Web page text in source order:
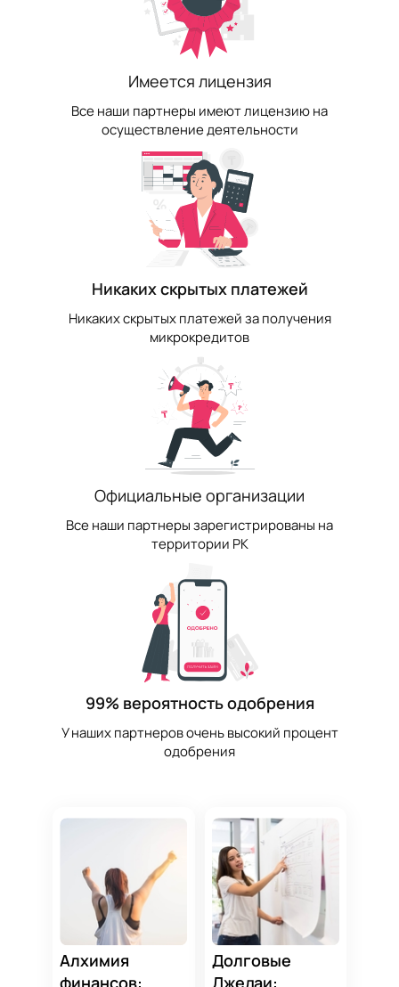
Имеется лицензия
Все наши партнеры имеют лицензию на
осуществление деятельности
Никаких скрытых платежей
Никаких скрытых платежей за получения
микрокредитов
Официальные организации
Все наши партнеры зарегистрированы на
территории РК
99% вероятность одобрения
У наших партнеров очень высокий процент
одобрения
Алхимия
финансов:
Долговые
Джедаи: